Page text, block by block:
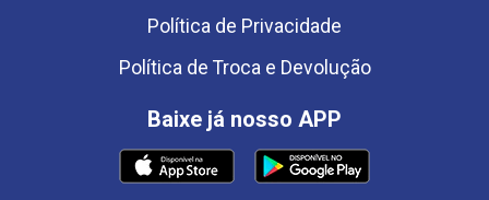
Política de Privacidade
Política de Troca e Devolução
Baixe já nosso APP